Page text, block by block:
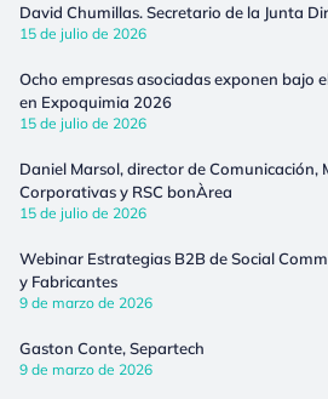
David Chumillas. Secretario de la Junta
15 de julio de 2026
Ocho empresas asociadas exponen bajo
en Expoquimia 2026
15 de julio de 2026
Daniel Marsol, director de Comunicación,
Corporativas y RSC bonÀrea
15 de julio de 2026
Webinar Estrategias B2B de Social
y Fabricantes
9 de marzo de 2026
Gaston Conte, Separtech
9 de marzo de 2026